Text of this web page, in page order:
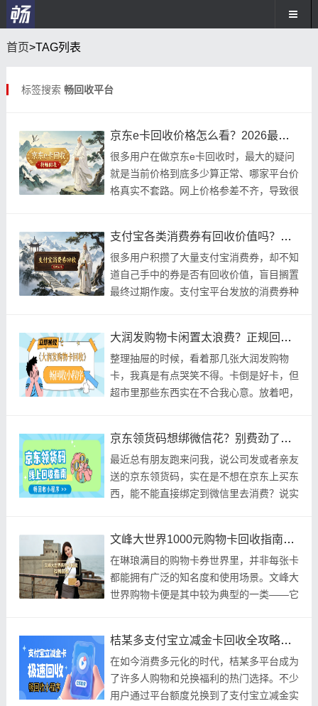
首页>TAG列表
标签搜索 畅回收平台
京东e卡回收价格怎么看？2026最新行情与靠谱渠道
很多用户在做京东e卡回收时，最大的疑问
就是当前价格到底多少算正常、哪家平台价
格真实不套路。网上价格参差不齐，导致很
支付宝各类消费券有回收价值吗？不同券种价值深度解析
很多用户积攒了大量支付宝消费券，却不知
道自己手中的券是否有回收价值，盲目搁置
最终过期作废。支付宝平台发放的消费券种
大润发购物卡闲置太浪费？正规回收平台实测：透明公道无隐形扣费
整理抽屉的时候，看着那几张大润发购物
卡，我真是有点哭笑不得。卡倒是好卡，但
超市里那些东西实在不合我心意。放着吧，
京东领货码想绑微信花？别费劲了，看这篇就够了！
最近总有朋友跑来问我，说公司发或者亲友
送的京东领货码，实在是不想在京东上买东
西，能不能直接绑定到微信里去消费？说实
文峰大世界1000元购物卡回收指南：最新推荐这家合规平台进行回收，不仅折扣高还正规靠谱
在琳琅满目的购物卡券世界里，并非每张卡
都能拥有广泛的知名度和使用场景。文峰大
世界购物卡便是其中较为典型的一类——它
桔某多支付宝立减金卡回收全攻略：2026年最新回收平台推荐这家靠谱的
在如今消费多元化的时代，桔某多平台成为
了许多人购物和兑换福利的热门选择。不少
用户通过平台额度兑换到了支付宝立减金实